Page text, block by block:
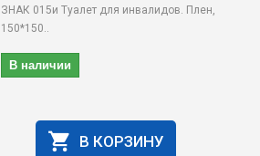
ЗНАК 015и Туалет для инвалидов. Плен,
150*150..
В наличии
В КОРЗИНУ